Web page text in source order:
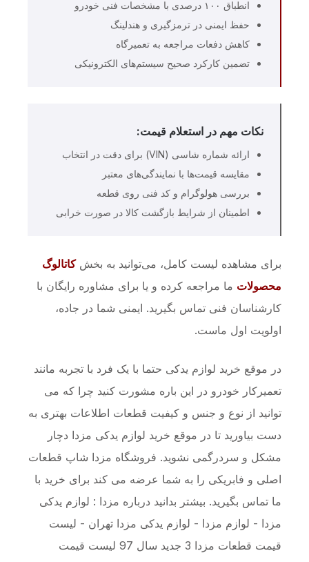
انطباق ۱۰۰ درصدی با مشخصات فنی خودرو
حفظ ایمنی در ترمزگیری و هندلینگ
کاهش دفعات مراجعه به تعمیرگاه
تضمین کارکرد صحیح سیستم‌های الکترونیکی
نکات مهم در استعلام قیمت:
ارائه شماره شاسی (VIN) برای دقت در انتخاب
مقایسه قیمت‌ها با نمایندگی‌های معتبر
بررسی هولوگرام و کد فنی روی قطعه
اطمینان از شرایط بازگشت کالا در صورت خرابی
برای مشاهده لیست کامل، می‌توانید به بخشکاتالوگ
محصولات ما مراجعه کرده و یا برای مشاوره رایگان با
کارشناسان فنی تماس بگیرید. ایمنی شما در جاده،
اولویت اول ماست.
در موقع خرید لوازم یدکی حتما با یک فرد با تجربه مانند
تعمیرکار خودرو در این باره مشورت کنید چرا که می
توانید از نوع و جنس و کیفیت قطعات اطلاعات بهتری به
دست بیاورید تا در موقع خرید لوازم یدکی مزدا دچار
مشکل و سردرگمی نشوید. فروشگاه مزدا شاپ قطعات
اصلی و فابریکی را به شما عرضه می کند برای خرید با
ما تماس بگیرید. بیشتر بدانید درباره مزدا : لوازم یدکی
مزدا - لوازم مزدا - لوازم یدکی مزدا تهران - لیست
قیمت قطعات مزدا 3 جدید سال 97 لیست قیمت